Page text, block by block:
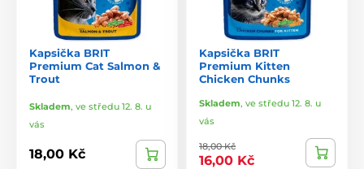
Kapsička BRIT
Premium Cat Salmon &
Trout
Skladem, ve středu 12. 8. u
vás
18,00 Kč
Kapsička BRIT
Premium Kitten
Chicken Chunks
Skladem, ve středu 12. 8. u
vás
18,00 Kč
16,00 Kč